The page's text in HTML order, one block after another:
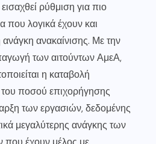
ρύθμιση για πιο
που λογικά έχουν και
ανάγκη ανακαίνισης. Με την
των αιτούντων ΑμεΑ,
η καταβολή
ποσού επιχορήγησης
των εργασιών, δεδομένης
μεγαλύτερης ανάγκης των